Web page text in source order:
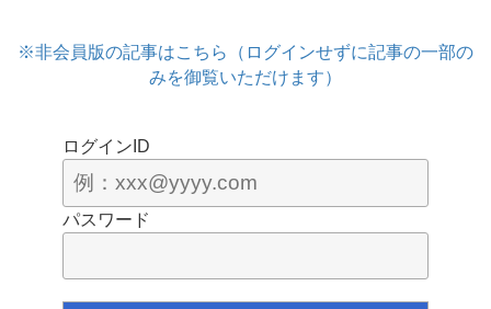
※非会員版の記事はこちら（ログインせずに記事の一部の
みを御覧いただけます）
ログインID
パスワード